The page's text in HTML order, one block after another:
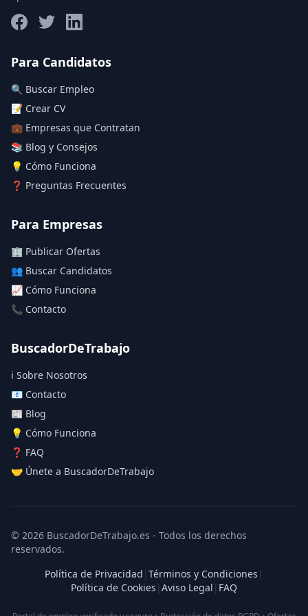
Deja vacío para "sin límite"
Aplicar filtros
Para Candidatos
🔍 Buscar Empleo
📝 Crear CV
💼 Empresas que Contratan
📚 Blog y Consejos
💡 Cómo Funciona
❓ Preguntas Frecuentes
Para Empresas
🏢 Publicar Ofertas
👥 Buscar Candidatos
📈 Cómo Funciona
📞 Contacto
BuscadorDeTrabajo
ℹ️ Sobre Nosotros
📧 Contacto
📰 Blog
💡 Cómo Funciona
❓ FAQ
🤝 Únete a BuscadorDeTrabajo
© 2026 BuscadorDeTrabajo.es - Todos los derechos
reservados.
Política de Privacidad | Términos y Condiciones |
Política de Cookies | Aviso Legal | FAQ